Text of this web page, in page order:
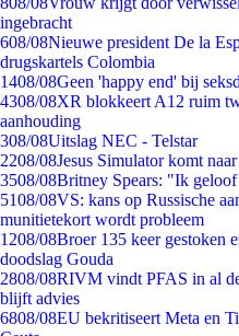
ingebracht
608/08Nieuwe president De la
drugskartels Colombia
1408/08Geen 'happy end' bij
4308/08XR blokkeert A12 ruim
aanhouding
308/08Uitslag NEC - Telstar
2208/08Jesus Simulator komt
3508/08Britney Spears: "Ik
5108/08VS: kans op Russische
munitietekort wordt probleem
1208/08Broer 135 keer gestoken
doodslag Gouda
2808/08RIVM vindt PFAS in al
blijft advies
6808/08EU bekritiseert Meta en